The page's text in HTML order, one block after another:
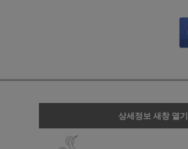
상세정보 새창 열기